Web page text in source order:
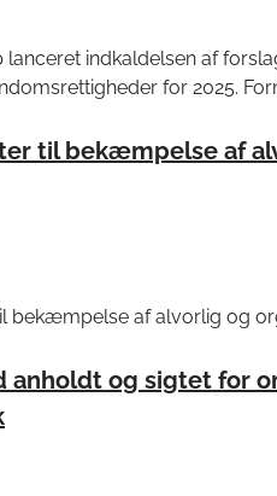
lanceret indkaldelsen af
for 2025.
til bekæmpelse af
bekæmpelse af alvorlig og
anholdt og sigtet for